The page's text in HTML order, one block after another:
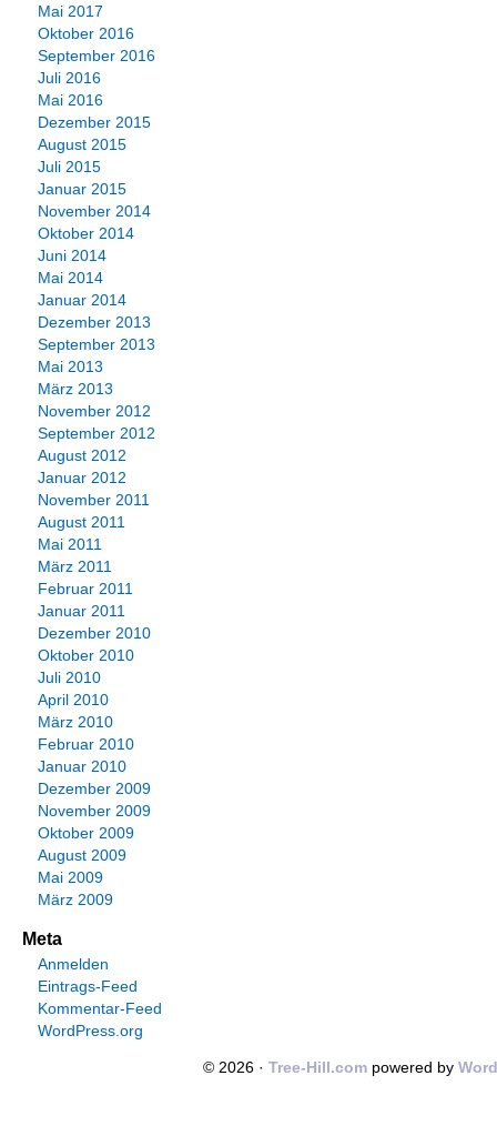
Mai 2017
Oktober 2016
September 2016
Juli 2016
Mai 2016
Dezember 2015
August 2015
Juli 2015
Januar 2015
November 2014
Oktober 2014
Juni 2014
Mai 2014
Januar 2014
Dezember 2013
September 2013
Mai 2013
März 2013
November 2012
September 2012
August 2012
Januar 2012
November 2011
August 2011
Mai 2011
März 2011
Februar 2011
Januar 2011
Dezember 2010
Oktober 2010
Juli 2010
April 2010
März 2010
Februar 2010
Januar 2010
Dezember 2009
November 2009
Oktober 2009
August 2009
Mai 2009
März 2009
Meta
Anmelden
Eintrags-Feed
Kommentar-Feed
WordPress.org
© 2026 · Tree-Hill.compowered by